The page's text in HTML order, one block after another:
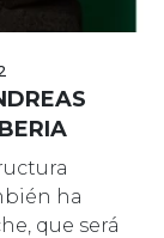
ha
que será